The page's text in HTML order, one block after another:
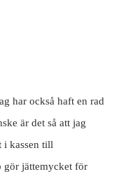
har också haft en rad
är det så att jag
i kassen till
gör jättemycket för